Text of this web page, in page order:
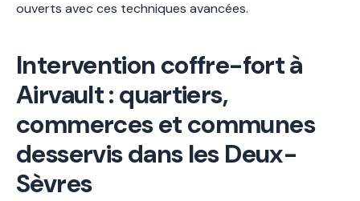
ouverts avec ces techniques avancées.
Intervention coffre-fort à
Airvault : quartiers,
commerces et communes
desservis dans les Deux-
Sèvres